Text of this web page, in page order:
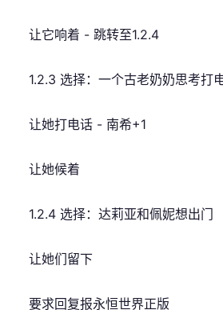
让它响着 - 跳转至1.2.4
1.2.3 选择：一个古老奶奶思考打
让她打电话 - 南希+1
让她候着
1.2.4 选择：达莉亚和佩妮想出门
让她们留下
要求回复报永恒世界正版